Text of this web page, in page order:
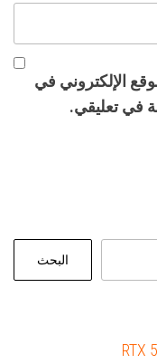
الإلكتروني في
في تعليقي.
البحث